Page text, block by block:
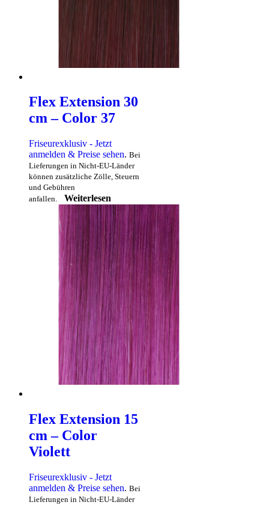
Flex Extension 30
cm – Color 37
Friseurexklusiv - Jetzt
anmelden & Preise sehen. Bei
Lieferungen in Nicht-EU-Länder
können zusätzliche Zölle, Steuern
und Gebühren
anfallen.
Weiterlesen
Flex Extension 15
cm – Color
Violett
Friseurexklusiv - Jetzt
anmelden & Preise sehen. Bei
Lieferungen in Nicht-EU-Länder